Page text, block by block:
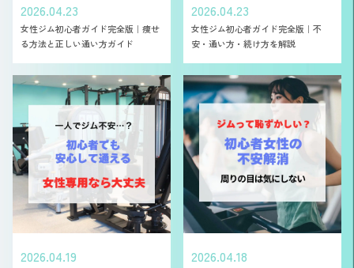
2026.04.23
女性ジム初心者ガイド完全版｜痩せ
る方法と正しい通い方ガイド
2026.04.23
女性ジム初心者ガイド完全版｜不
安・通い方・続け方を解説
2026.04.19 2026.04.18